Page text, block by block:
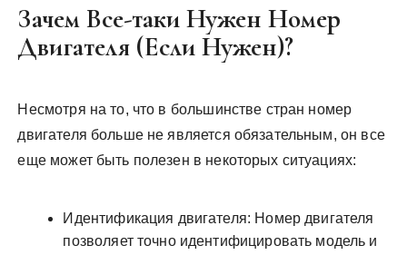
Зачем Все-таки Нужен Номер
Двигателя (Если Нужен)?
Несмотря на то, что в большинстве стран номер
двигателя больше не является обязательным, он все
еще может быть полезен в некоторых ситуациях:
Идентификация двигателя: Номер двигателя
позволяет точно идентифицировать модель и